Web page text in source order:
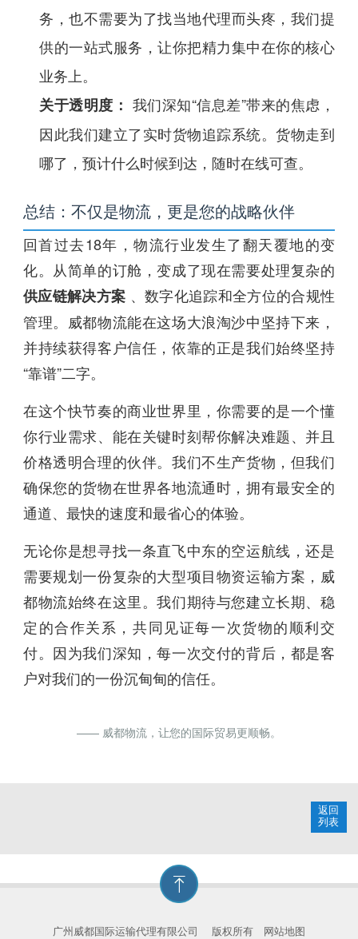
务，也不需要为了找当地代理而头疼，我们提
供的一站式服务，让你把精力集中在你的核心
业务上。
关于透明度： 我们深知“信息差”带来的焦虑，
因此我们建立了实时货物追踪系统。货物走到
哪了，预计什么时候到达，随时在线可查。
总结：不仅是物流，更是您的战略伙伴
回首过去18年，物流行业发生了翻天覆地的变
化。从简单的订舱，变成了现在需要处理复杂的
供应链解决方案 、数字化追踪和全方位的合规性
管理。威都物流能在这场大浪淘沙中坚持下来，
并持续获得客户信任，依靠的正是我们始终坚持
“靠谱”二字。
在这个快节奏的商业世界里，你需要的是一个懂
你行业需求、能在关键时刻帮你解决难题、并且
价格透明合理的伙伴。我们不生产货物，但我们
确保您的货物在世界各地流通时，拥有最安全的
通道、最快的速度和最省心的体验。
无论你是想寻找一条直飞中东的空运航线，还是
需要规划一份复杂的大型项目物资运输方案，威
都物流始终在这里。我们期待与您建立长期、稳
定的合作关系，共同见证每一次货物的顺利交
付。因为我们深知，每一次交付的背后，都是客
户对我们的一份沉甸甸的信任。
—— 威都物流，让您的国际贸易更顺畅。
返回
列表
广州威都国际运输代理有限公司 版权所有 网站地图